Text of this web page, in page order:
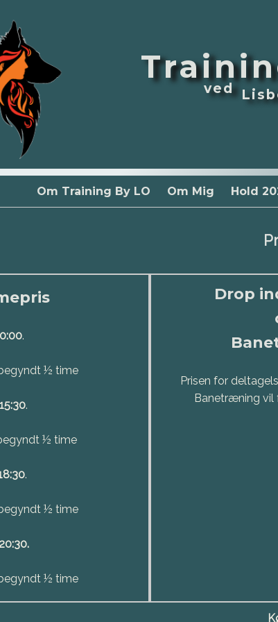
ved
Om Training By LO Om Mig Hold
.
½ time
.
½ time
.
½ time
½ time
Drop
Prisen for
Banetræning